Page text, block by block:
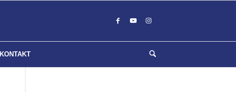
KONTAKT